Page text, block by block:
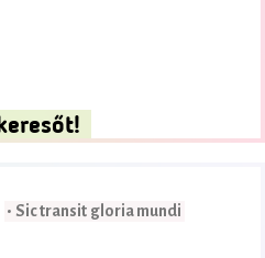
• Sic transit gloria mundi